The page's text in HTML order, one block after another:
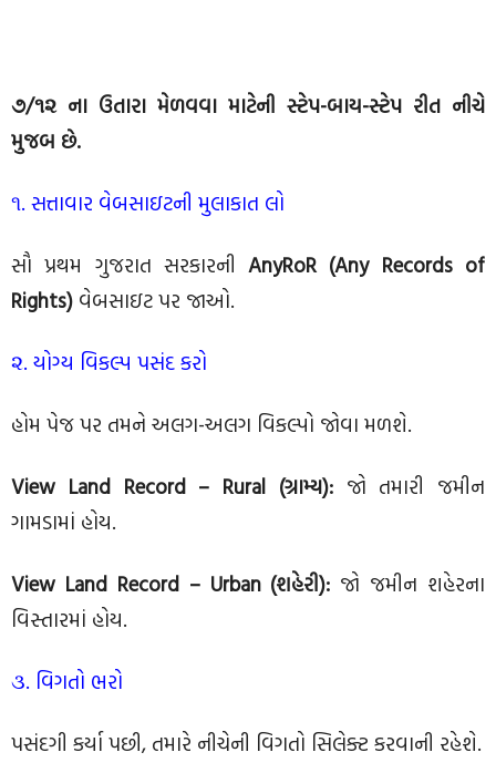
૭/૧૨ ના ઉતારા મેળવવા માટેની સ્ટેપ-બાય-સ્ટેપ રીત નીચે
મુજબ છે.
૧. સત્તાવાર વેબસાઇટની મુલાકાત લો
સૌ પ્રથમ ગુજરાત સરકારનીAnyRoR (Any Records of
Rights) વેબસાઇટ પર જાઓ.
૨. યોગ્ય વિકલ્પ પસંદ કરો
હોમ પેજ પર તમને અલગ-અલગ વિકલ્પો જોવા મળશે.
View Land Record – Rural (ગ્રામ્ય):જો તમારી જમીન
ગામડામાં હોય.
View Land Record – Urban (શહેરી): જો જમીન શહેરના
વિસ્તારમાં હોય.
૩. વિગતો ભરો
પસંદગી કર્યા પછી, તમારે નીચેની વિગતો સિલેક્ટ કરવાની રહેશે.